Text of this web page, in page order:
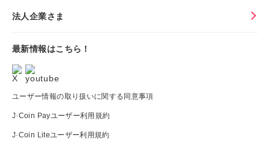
法人企業さま
最新情報はこちら！
ユーザー情報の取り扱いに関する同意事項
J-Coin Payユーザー利用規約
J-Coin Liteユーザー利用規約